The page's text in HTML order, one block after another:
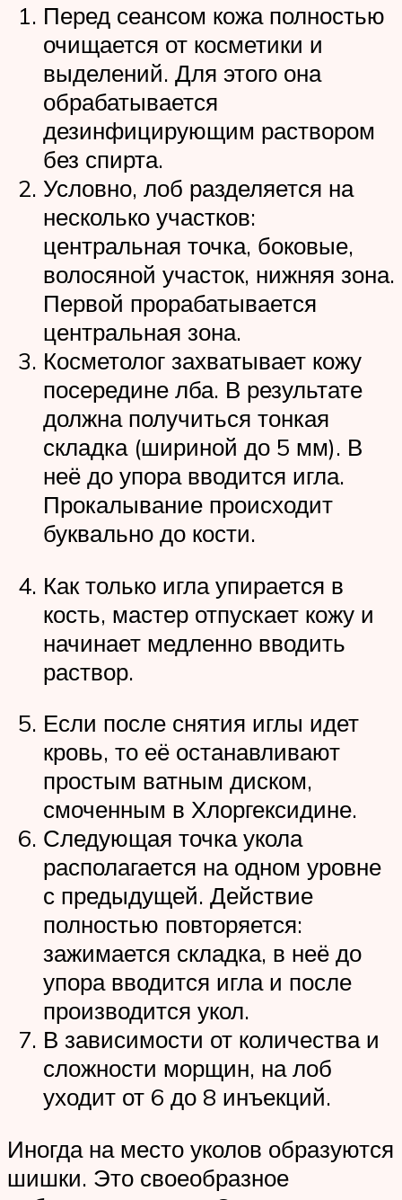
Перед сеансом кожа полностью
очищается от косметики и
выделений. Для этого она
обрабатывается
дезинфицирующим раствором
без спирта.
Условно, лоб разделяется на
несколько участков:
центральная точка, боковые,
волосяной участок, нижняя зона.
Первой прорабатывается
центральная зона.
Косметолог захватывает кожу
посередине лба. В результате
должна получиться тонкая
складка (шириной до 5 мм). В
неё до упора вводится игла.
Прокалывание происходит
буквально до кости.
Как только игла упирается в
кость, мастер отпускает кожу и
начинает медленно вводить
раствор.
Если после снятия иглы идет
кровь, то её останавливают
простым ватным диском,
смоченным в Хлоргексидине.
Следующая точка укола
располагается на одном уровне
с предыдущей. Действие
полностью повторяется:
зажимается складка, в неё до
упора вводится игла и после
производится укол.
В зависимости от количества и
сложности морщин, на лоб
уходит от 6 до 8 инъекций.
Иногда на место уколов образуются
шишки. Это своеобразное